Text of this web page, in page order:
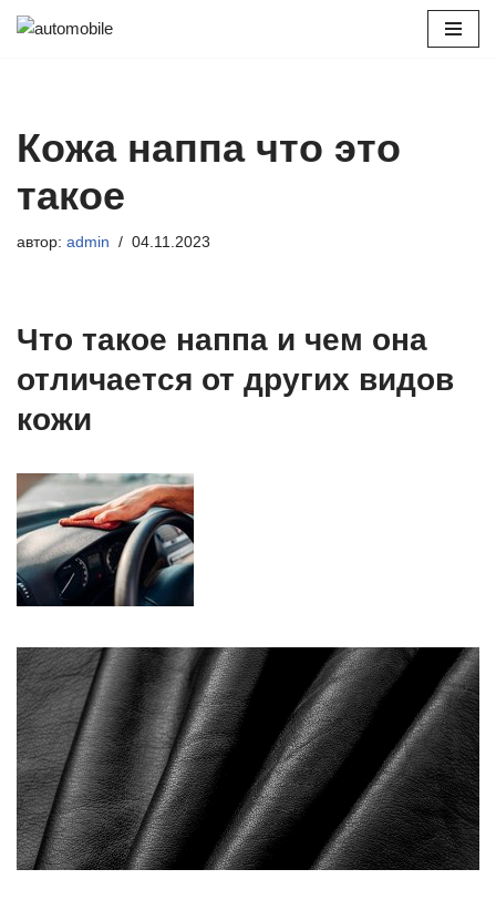
Кожа наппа что это
такое
автор: admin 04.11.2023
Что такое наппа и чем она
отличается от других видов
кожи